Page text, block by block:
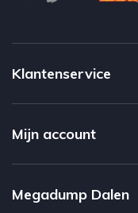
Klantenservice
Mijn account
Megadump Dalen